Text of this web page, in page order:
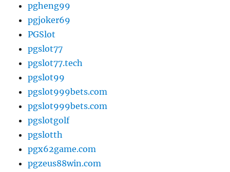
pgheng99
pgjoker69
PGSlot
pgslot77
pgslot77.tech
pgslot99
pgslot999bets.com
pgslot999bets.com
pgslotgolf
pgslotth
pgx62game.com
pgzeus88win.com